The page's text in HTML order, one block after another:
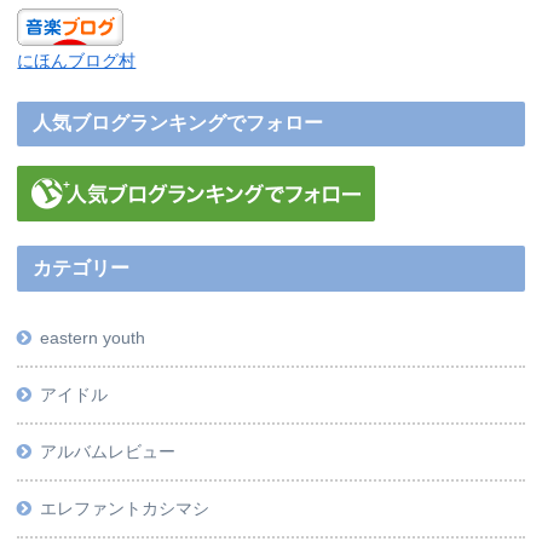
にほんブログ村
人気ブログランキングでフォロー
カテゴリー
eastern youth
アイドル
アルバムレビュー
エレファントカシマシ